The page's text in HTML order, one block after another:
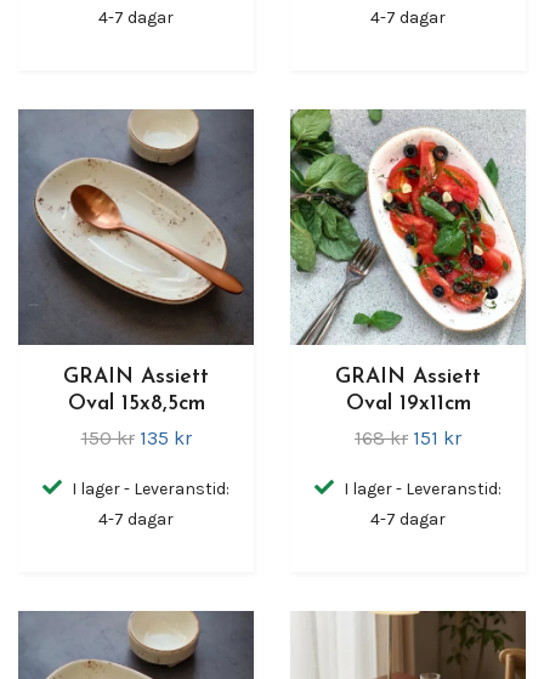
4-7 dagar
4-7 dagar
GRAIN Assiett
Oval 15x8,5cm
150 kr 135 kr
I lager - Leveranstid:
4-7 dagar
GRAIN Assiett
Oval 19x11cm
168 kr 151 kr
I lager - Leveranstid:
4-7 dagar